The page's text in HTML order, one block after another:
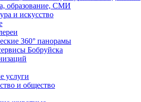
образование, СМИ
и искусство
360° панорамы
Бобруйска
услуги
и общество